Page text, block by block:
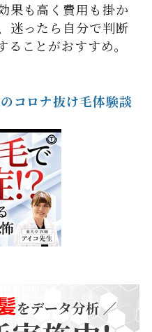
果も高く費用も掛か
迷ったら自分で判断
ことがおすすめ。
コロナ抜け毛体験談